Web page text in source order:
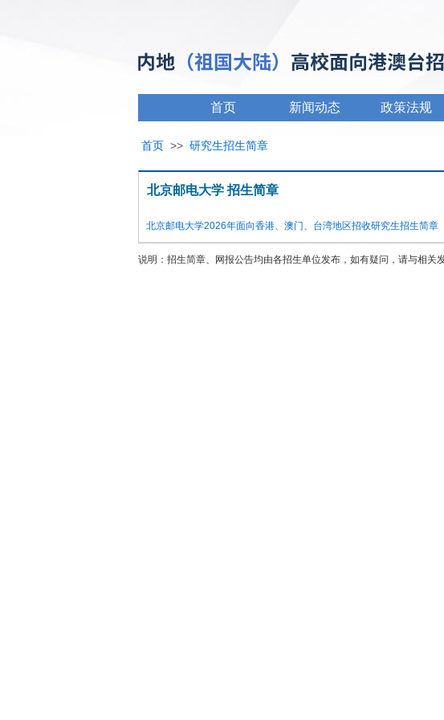
首页 新闻动态 政策法规
首页 >> 研究生招生简章
北京邮电大学 招生简章
北京邮电大学2026年面向香港、澳门、台湾地区招收研究生招生简章
说明：招生简章、网报公告均由各招生单位发布，如有疑问，请与相关